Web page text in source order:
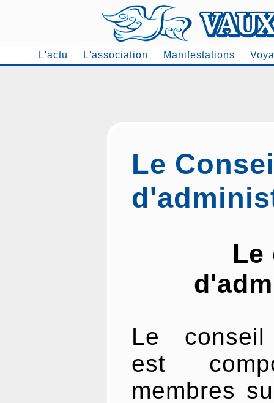
L'actu L'association Manifestations
Le
Le
Le conseil
est
membres